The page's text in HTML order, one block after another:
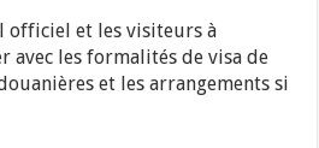
officiel et les visiteurs à
avec les formalités de visa de
et les arrangements si